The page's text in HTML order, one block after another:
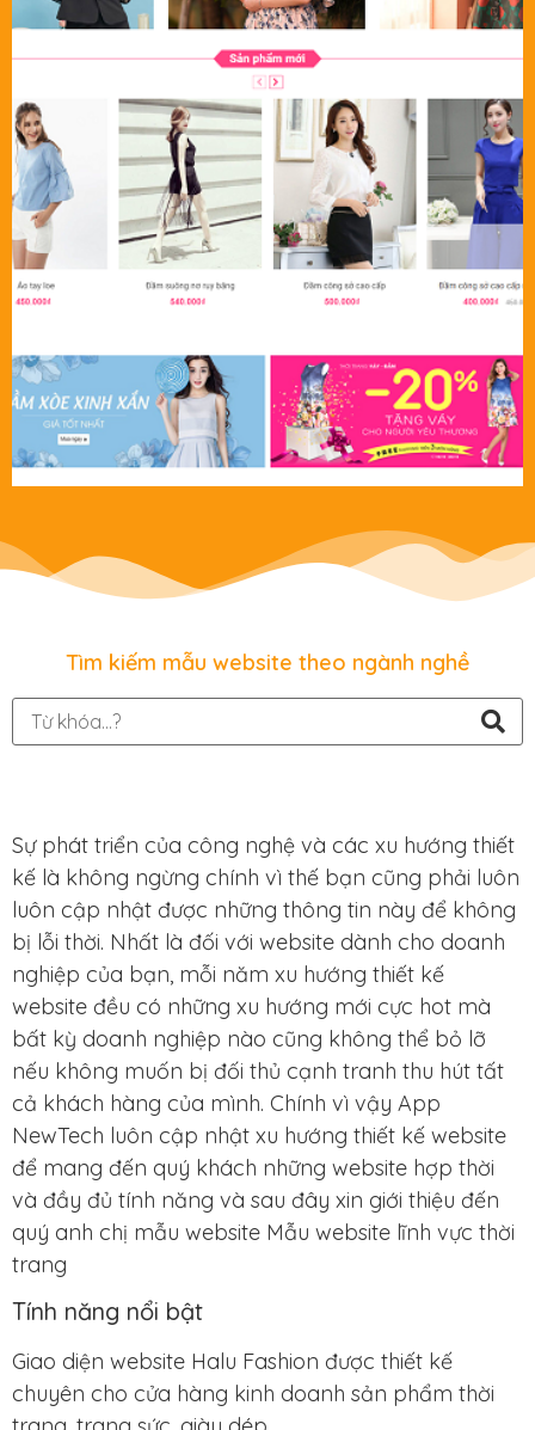
Tìm kiếm mẫu website theo ngành nghề
Sự phát triển của công nghệ và các xu hướng thiết
kế là không ngừng chính vì thế bạn cũng phải luôn
luôn cập nhật được những thông tin này để không
bị lỗi thời. Nhất là đối với website dành cho doanh
nghiệp của bạn, mỗi năm xu hướng thiết kế
website đều có những xu hướng mới cực hot mà
bất kỳ doanh nghiệp nào cũng không thể bỏ lỡ
nếu không muốn bị đối thủ cạnh tranh thu hút tất
cả khách hàng của mình. Chính vì vậy App
NewTech luôn cập nhật xu hướng thiết kế website
để mang đến quý khách những website hợp thời
và đầy đủ tính năng và sau đây xin giới thiệu đến
quý anh chị mẫu website Mẫu website lĩnh vực thời
trang
Tính năng nổi bật
Giao diện website Halu Fashion được thiết kế
chuyên cho cửa hàng kinh doanh sản phẩm thời